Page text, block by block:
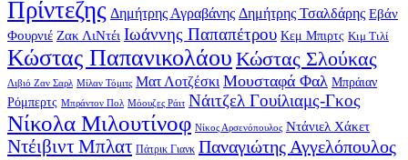
Πρίντεζης Δημήτρης Αγραβάνης Δημήτρης Τσαλδάρης Εβάν
Φουρνιέ Ζακ ΛιΝτέι Ιωάννης Παπαπέτρου Κεμ Μπιρτς Κιμ Τιλί
Κώστας Παπανικολάου Κώστας Σλούκας
Λιβιό Ζαν Σαρλ Μίλαν Τόμιτς Ματ Λοτζέσκι Μουσταφά Φαλ Μπράιαν
Ρόμπερτς Μπράντον Πολ Μόουζες Ράιτ Νάιτζελ Γουίλιαμς-Γκος
Νίκολα Μιλουτίνοφ Νίκος Αρσενόπουλος Ντάνιελ Χάκετ
Ντέιβιντ Μπλατ Πάτρικ Γιανκ Παναγιώτης Αγγελόπουλος